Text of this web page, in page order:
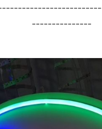
---------------